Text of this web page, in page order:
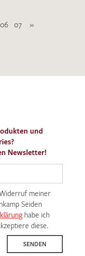
06 07 »
und
Newsletter!
meiner
Seiden
habe ich
diese.
SENDEN